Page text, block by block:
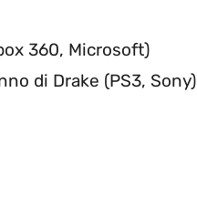
360, Microsoft)
di Drake (PS3, Sony)